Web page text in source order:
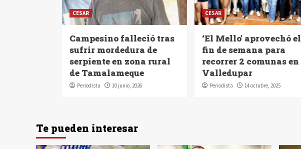
CESAR
Campesino falleció tras
sufrir mordedura de
serpiente en zona rural
de Tamalameque
Periodista 10 junio, 2026
CESAR
‘El Mello’ aprovechó el
fin de semana para
recorrer 2 comunas en
Valledupar
Periodista 14 octubre, 2025
Te pueden interesar